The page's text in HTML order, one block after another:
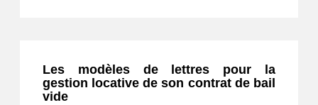
Les modèles de lettres pour la
gestion locative de son contrat de bail
vide